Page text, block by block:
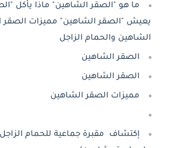
ما هو "الصقر الشاهين" ماذا يأكل
يعيش "الصقر الشاهين" مميزات الصقر
الشاهين والحمام الزاجل
الصقر الشاهين
الصقر الشاهين
مميزات الصقر الشاهين
إكتشاف مقبرة جماعية للحمام